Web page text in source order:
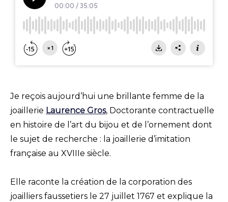
Je reçois aujourd’hui une brillante femme de la
joaillerie Laurence Gros, Doctorante contractuelle
en histoire de l’art du bijou et de l’ornement dont
le sujet de recherche : la joaillerie d’imitation
française au XVIIIe siècle.
Elle raconte la création de la corporation des
joailliers faussetiers le 27 juillet 1767 et explique la